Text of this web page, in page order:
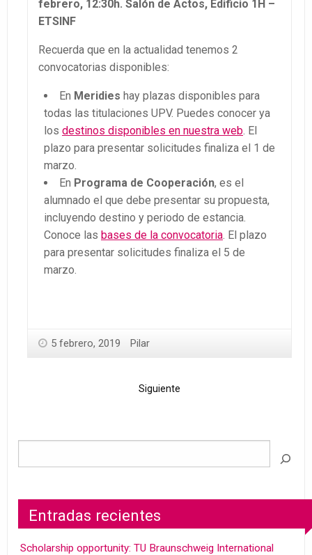
febrero, 12:30h. Salón de Actos, Edificio 1H –
ETSINF
Recuerda que en la actualidad tenemos 2
convocatorias disponibles:
En Meridies hay plazas disponibles para
todas las titulaciones UPV. Puedes conocer ya
los destinos disponibles en nuestra web . El
plazo para presentar solicitudes finaliza el 1 de
marzo.
En Programa de Cooperación, es el
alumnado el que debe presentar su propuesta,
incluyendo destino y periodo de estancia.
Conoce las bases de la convocatoria . El plazo
para presentar solicitudes finaliza el 5 de
marzo.
5 febrero, 2019 Pilar
Siguiente
Entradas recientes
Scholarship opportunity: TU Braunschweig International